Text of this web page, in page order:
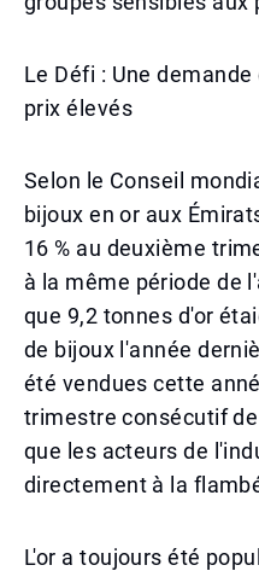
Le Défi : Une
prix élevés
Selon le Conseil
bijoux en or aux
16 % au deuxième
à la même période de
que 9,2 tonnes d'or
de bijoux l'année
été vendues cette
trimestre consécutif
que les acteurs de
directement à la
L'or a toujours été